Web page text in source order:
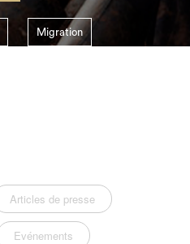
Migration
Articles de presse
Evénements